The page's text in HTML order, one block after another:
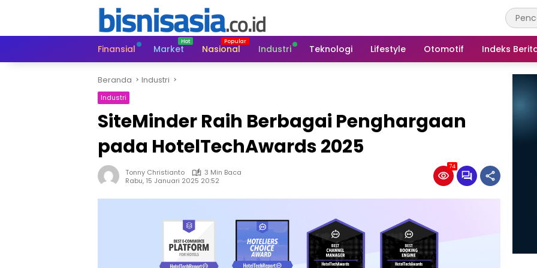
Finansial
Market Nasional Industri Teknologi Lifestyle Otomotif Indeks
Beranda Industri
Industri
SiteMinder Raih Berbagai Penghargaan
pada HotelTechAwards 2025
Tonny Christianto
3 Min Baca
Rabu, 15 Januari 2025 20:52
74